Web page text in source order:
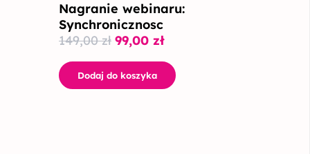
Nagranie webinaru:
Synchronicznosc
149,00zł 99,00 zł
Dodaj do koszyka